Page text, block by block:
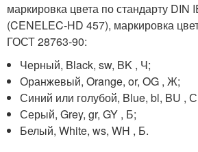
маркировка цвета по стандарту DIN
(CENELEC-HD 457), маркировка
ГОСТ 28763-90:
Черный, Black, sw, BK , Ч;
Оранжевый, Orange, or, OG , Ж;
Синий или голубой, Blue, bl, BU ,
Серый, Grey, gr, GY , Б;
Белый, White, ws, WH , Б.